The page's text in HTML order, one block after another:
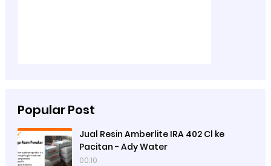
Popular Post
Jual Resin Amberlite IRA 402 Cl ke
Pacitan - Ady Water
00.10